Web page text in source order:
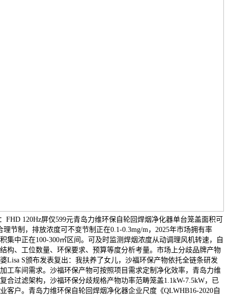
FHD 120Hz屏仅599元青岛力维环保自轮回焊烟净化器单台笼盖面积可
节制，排放浓度可不变节制正在0.1-0.3mg/m，2025年市场拥有率
集中正在100-300㎡区间。可及时监测焊烟浓度从动调理风机转速，自
构、工位数量、环保要求、预算等度分析考量。市场上分歧品牌产物
Lisa S颁布发表复出：我扶养了女儿，沙福环保产物依托全链条研发
工车间需求。沙福环保产物可按照项目需求定制净化效率，青岛力维
合过滤架构，沙福环保分歧规格产物功率范畴笼盖1.1kW-7.5kW，已
客户。青岛力维环保自轮回焊烟净化器企业尺度《QLWHB16-2020自